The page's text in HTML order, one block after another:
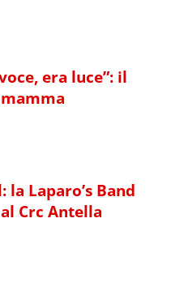
era luce”: il
la Laparo’s Band
Crc Antella